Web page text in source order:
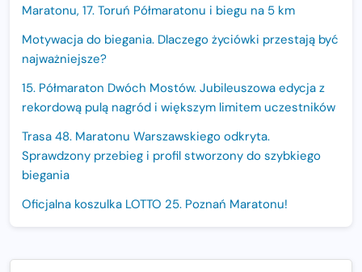
Maratonu, 17. Toruń Półmaratonu i biegu na 5 km
Motywacja do biegania. Dlaczego życiówki przestają być
najważniejsze?
15. Półmaraton Dwóch Mostów. Jubileuszowa edycja z
rekordową pulą nagród i większym limitem uczestników
Trasa 48. Maratonu Warszawskiego odkryta.
Sprawdzony przebieg i profil stworzony do szybkiego
biegania
Oficjalna koszulka LOTTO 25. Poznań Maratonu!